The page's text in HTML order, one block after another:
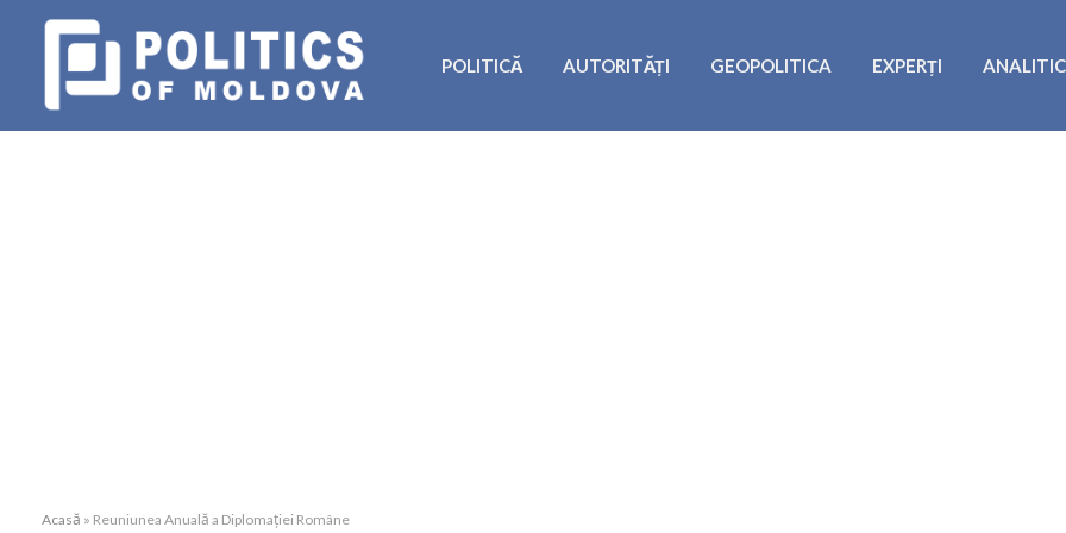
POLITICĂ AUTORITĂȚI GEOPOLITICA EXPERȚI
Acasă » Reuniunea Anuală a Diplomației Române